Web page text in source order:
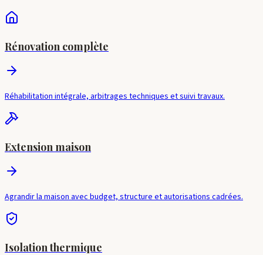
Rénovation complète
Réhabilitation intégrale, arbitrages techniques et suivi travaux.
Extension maison
Agrandir la maison avec budget, structure et autorisations cadrées.
Isolation thermique